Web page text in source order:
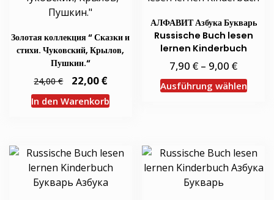
Золотая коллекция “ Сказки и
стихи. Чуковский, Крылов,
Пушкин.“
24,00€ Ursprünglicher
Preis
war:
24,00 €
22,00€Aktueller
Preis
ist:
22,00 €.
In den Warenkorb
АЛФАВИТ Азбука Букварь
Russische Buch lesen
lernen Kinderbuch
7,90€ – 9,00€
Ausführung wählen
auf.
Die